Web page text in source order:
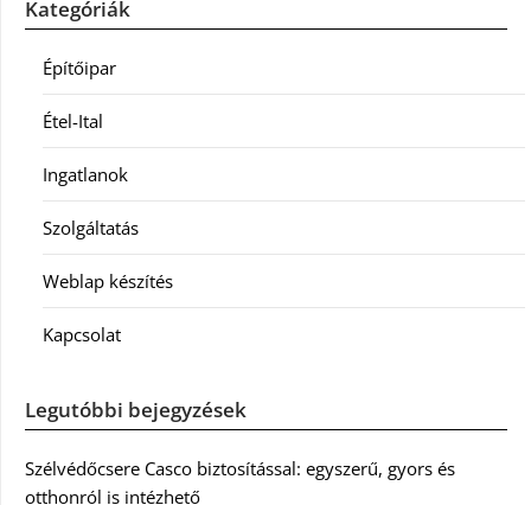
Kategóriák
Építőipar
Étel-Ital
Ingatlanok
Szolgáltatás
Weblap készítés
Kapcsolat
Legutóbbi bejegyzések
Szélvédőcsere Casco biztosítással: egyszerű, gyors és
otthonról is intézhető